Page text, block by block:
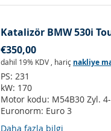
Katalizör BMW 530i
€350,00
dahil 19% KDV , hariç nakliye
PS: 231
kW: 170
Motor kodu: M54B30 Zyl.
Euronorm: Euro 3
Daha fazla bilgi